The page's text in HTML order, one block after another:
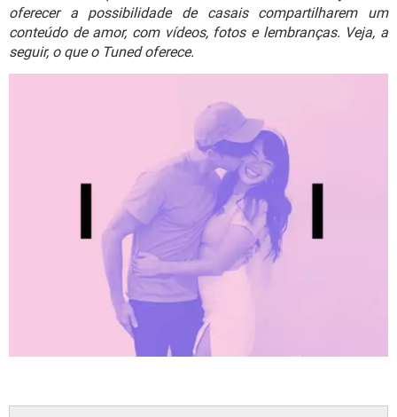
GUIA DE COMPRAS
oferecer a possibilidade de casais compartilharem um
conteúdo de amor, com vídeos, fotos e lembranças. Veja, a
seguir, o que o Tuned oferece.